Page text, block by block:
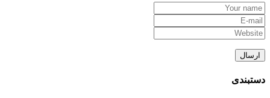
دستبندی